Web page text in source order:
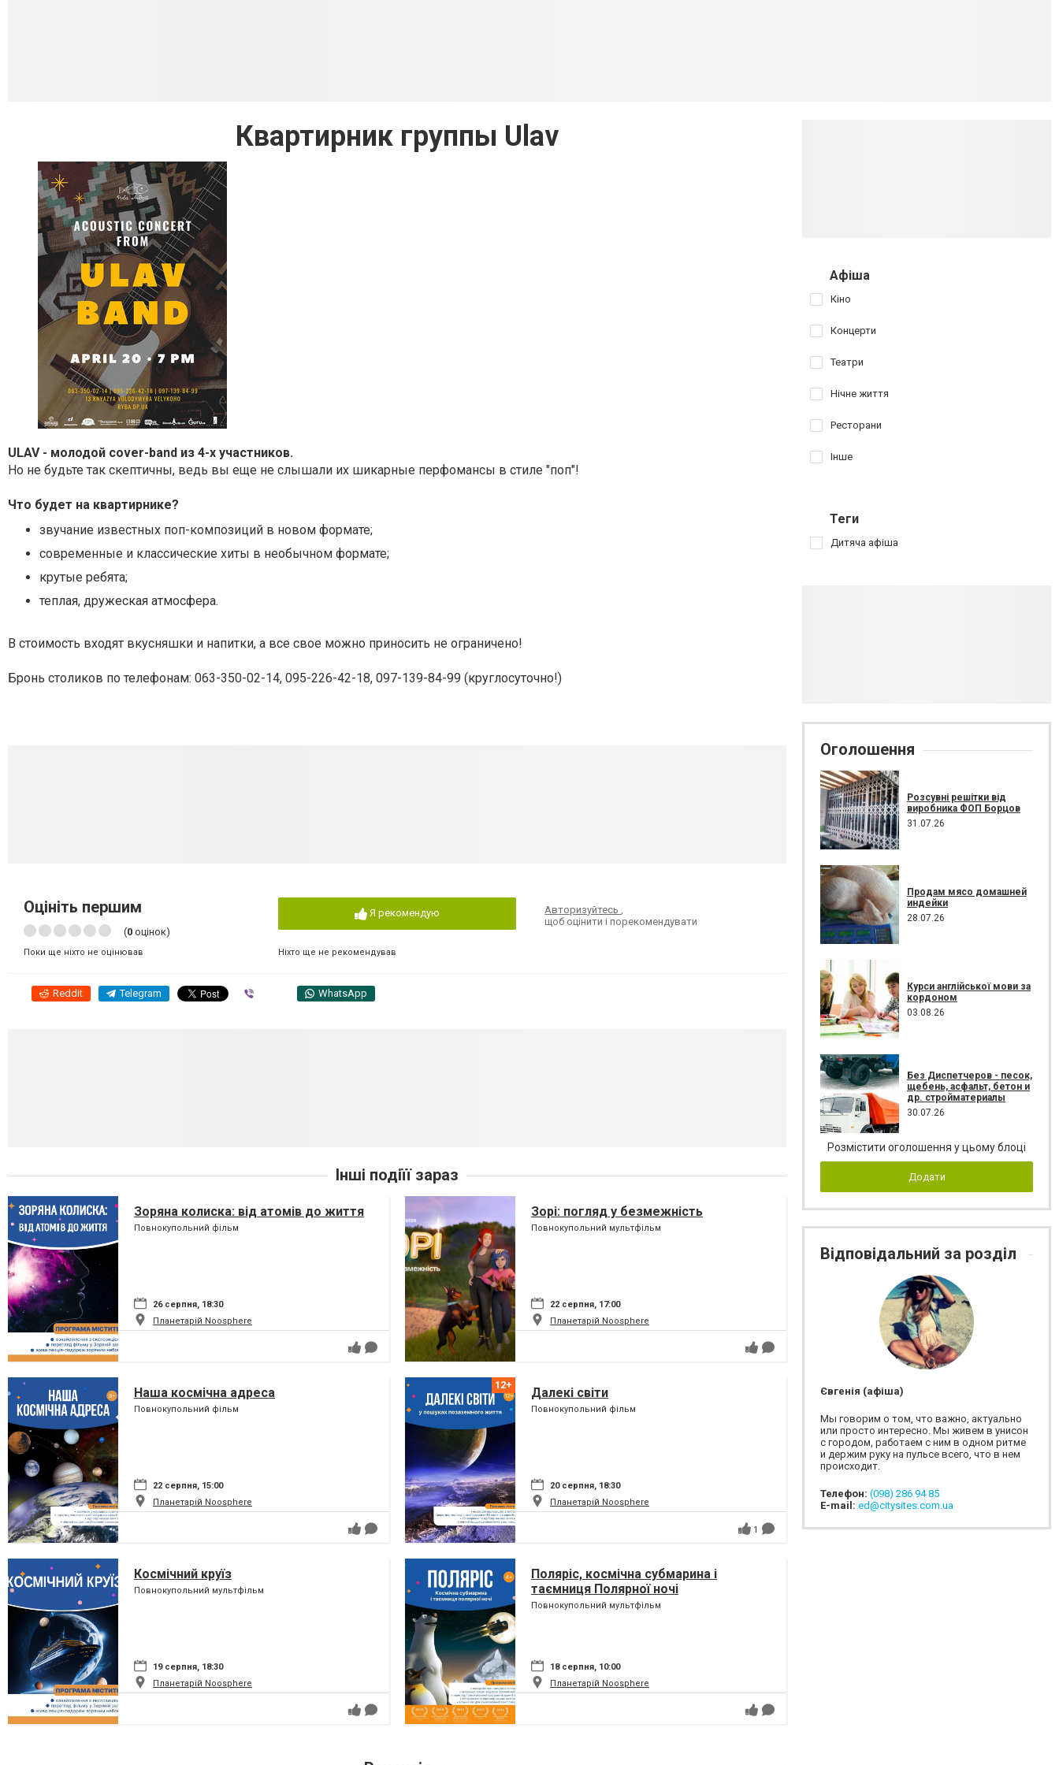
Квартирник группы Ulav
ULAV - молодой cover-band из 4-х участников.
Но не будьте так скептичны, ведь вы еще не слышали их шикарные перфомансы в стиле "поп"!
Что будет на квартирнике?
звучание известных поп-композиций в новом формате;
современные и классические хиты в необычном формате;
крутые ребята;
теплая, дружеская атмосфера.
В стоимость входят вкусняшки и напитки, а все свое можно приносить не ограничено!
Бронь столиков по телефонам: 063-350-02-14, 095-226-42-18, 097-139-84-99 (круглосуточно!)
Оцініть першим
(0 оцінок)
Поки ще ніхто не оцінював
Я рекомендую
Ніхто ще не рекомендував
Авторизуйтесь,
щоб оцінити і порекомендувати
Reddit Telegram WhatsApp
Інші подіїї зараз
Зоряна колиска: від атомів до життя
Повнокупольний фільм
26 серпня, 18:30
Планетарій Noosphere
Зорі: погляд у безмежність
Повнокупольний мультфільм
22 серпня, 17:00
Планетарій Noosphere
Наша космічна адреса
Повнокупольний фільм
22 серпня, 15:00
Планетарій Noosphere
Далекі світи
Повнокупольний фільм
20 серпня, 18:30
Планетарій Noosphere
1
Космічний круїз
Повнокупольний мультфільм
19 серпня, 18:30
Планетарій Noosphere
Поляріс, космічна субмарина і
таємниця Полярної ночі
Повнокупольний мультфільм
18 серпня, 10:00
Планетарій Noosphere
Афіша
Кіно
Концерти
Театри
Нічне життя
Ресторани
Інше
Теги
Дитяча афіша
Оголошення
Розсувні решітки від
виробника ФОП Борцов
31.07.26
Продам мясо домашней
индейки
28.07.26
Курси англійської мови за
кордоном
03.08.26
Без Диспетчеров - песок,
щебень, асфальт, бетон и
др. стройматериалы
30.07.26
Розмістити оголошення у цьому блоці
Додати
Відповідальний за розділ
Євгенія (афіша)
Мы говорим о том, что важно, актуально
или просто интересно. Мы живем в унисон
с городом, работаем с ним в одном ритме
и держим руку на пульсе всего, что в нем
происходит.
Телефон: (098) 286 94 85
E-mail: ed@citysites.com.ua